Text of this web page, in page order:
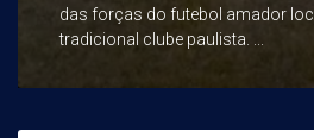
das forças do futebol amador
tradicional clube paulista. ...